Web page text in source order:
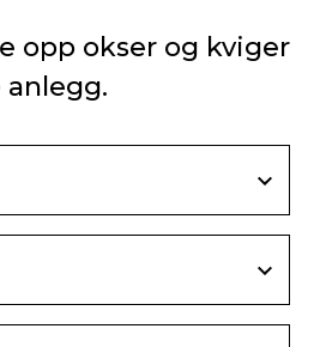
opp okser og kviger
anlegg.